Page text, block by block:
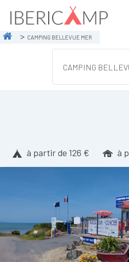
CAMPING BELLEVUE MER
à partir de 126 € à